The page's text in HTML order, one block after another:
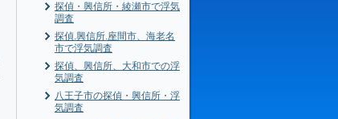
探偵・興信所・綾瀬市で浮気
調査
探偵.興信所.座間市、海老名
市で浮気調査
探偵、興信所、大和市での浮
気調査
八王子市の探偵・興信所・浮
気調査